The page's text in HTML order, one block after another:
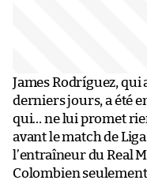
James Rodríguez, qui
derniers jours, a été
qui… ne lui promet
avant le match de
l’entraîneur du Real
Colombien